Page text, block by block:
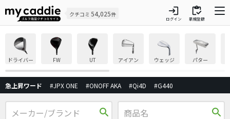
クチコミ 54,025件 login
ログイン
inventory
新規登録
ドライバー FW UT アイアン ウェッジ パター
急上昇ワード #JPX ONE #ONOFF AKA #Qi4D #G440
search search